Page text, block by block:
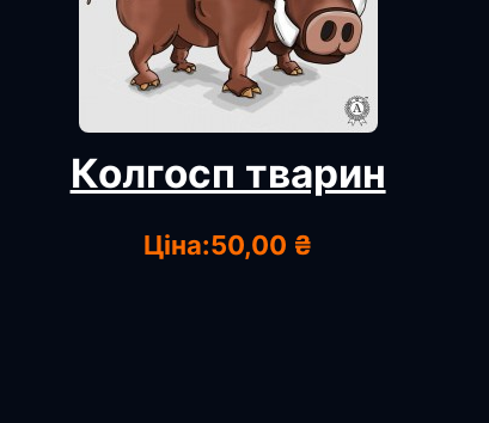
Колгосп тварин
Ціна:50,00 ₴